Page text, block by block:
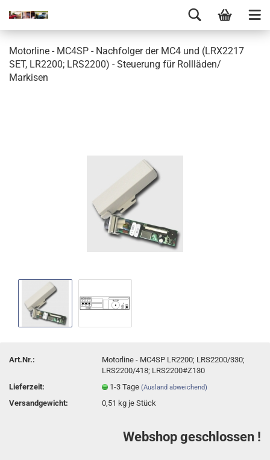
Motorline - MC4SP - Nachfolger der MC4 und (LRX2217
SET, LR2200; LRS2200) - Steuerung für Rollläden/
Markisen
Art.Nr.:
Motorline - MC4SP LR2200; LRS2200/330;
LRS2200/418; LRS2200#Z130
Lieferzeit:
1-3 Tage(Ausland abweichend)
Versandgewicht: 0,51 kg je Stück
Webshop geschlossen !